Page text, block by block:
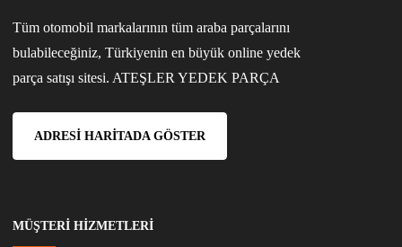
Tüm otomobil markalarının tüm araba parçalarını
bulabileceğiniz, Türkiyenin en büyük online yedek
parça satışı sitesi. ATEŞLER YEDEK PARÇA
ADRESI HARITADA GÖSTER
MÜŞTERI HIZMETLERI